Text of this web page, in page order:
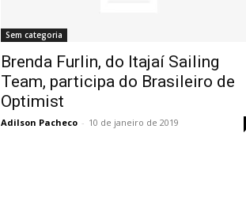
Sem categoria
Brenda Furlin, do Itajaí Sailing
Team, participa do Brasileiro de
Optimist
Adilson Pacheco - 10 de janeiro de 2019